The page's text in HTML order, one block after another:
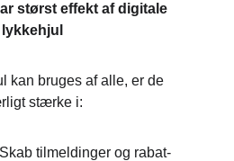
størst effekt af digitale
lykkehjul
kan bruges af alle, er de
stærke i:
Skab tilmeldinger og rabat-